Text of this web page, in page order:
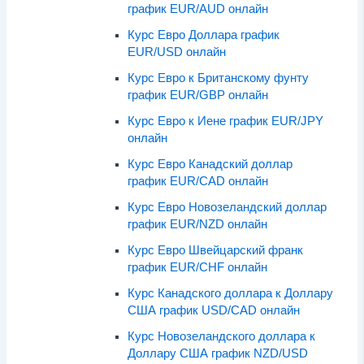
график EUR/AUD онлайн
Курс Евро Доллара график
EUR/USD онлайн
Курс Евро к Британскому фунту
график EUR/GBP онлайн
Курс Евро к Иене график EUR/JPY
онлайн
Курс Евро Канадский доллар
график EUR/CAD онлайн
Курс Евро Новозеландский доллар
график EUR/NZD онлайн
Курс Евро Швейцарский франк
график EUR/CHF онлайн
Курс Канадского доллара к Доллару
США график USD/CAD онлайн
Курс Новозеландского доллара к
Доллару США график NZD/USD